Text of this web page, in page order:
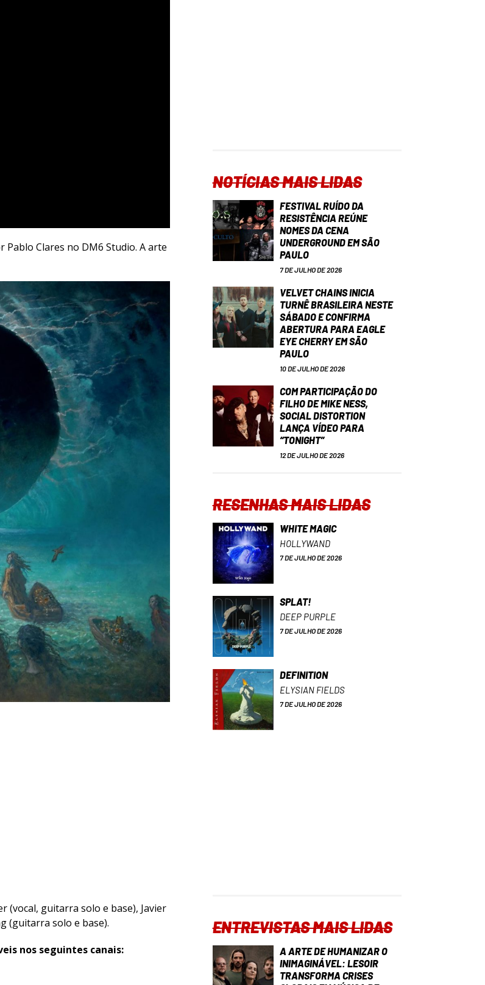
Clares no DM6 Studio. A arte
(vocal, guitarra solo e base), Javier
(guitarra solo e base).
nos seguintes canais:
NOTÍCIAS MAIS LIDAS
FESTIVAL RUÍDO DA
RESISTÊNCIA REÚNE
NOMES DA CENA
UNDERGROUND EM SÃO
PAULO
7 DE JULHO DE 2026
VELVET CHAINS INICIA
TURNÊ BRASILEIRA NESTE
SÁBADO E CONFIRMA
ABERTURA PARA EAGLE
EYE CHERRY EM SÃO
PAULO
10 DE JULHO DE 2026
COM PARTICIPAÇÃO DO
FILHO DE MIKE NESS,
SOCIAL DISTORTION
LANÇA VÍDEO PARA
“TONIGHT”
12 DE JULHO DE 2026
RESENHAS MAIS LIDAS
WHITE MAGIC
HOLLYWAND
7 DE JULHO DE 2026
SPLAT!
DEEP PURPLE
7 DE JULHO DE 2026
DEFINITION
ELYSIAN FIELDS
7 DE JULHO DE 2026
ENTREVISTAS MAIS LIDAS
A ARTE DE HUMANIZAR O
INIMAGINÁVEL: LESOIR
TRANSFORMA CRISES